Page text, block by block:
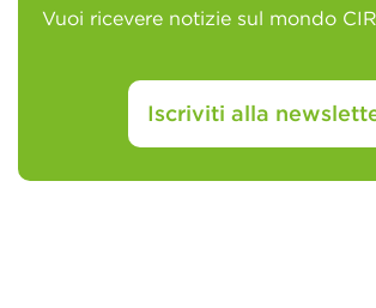
Vuoi ricevere notizie sul mondo
Iscriviti alla